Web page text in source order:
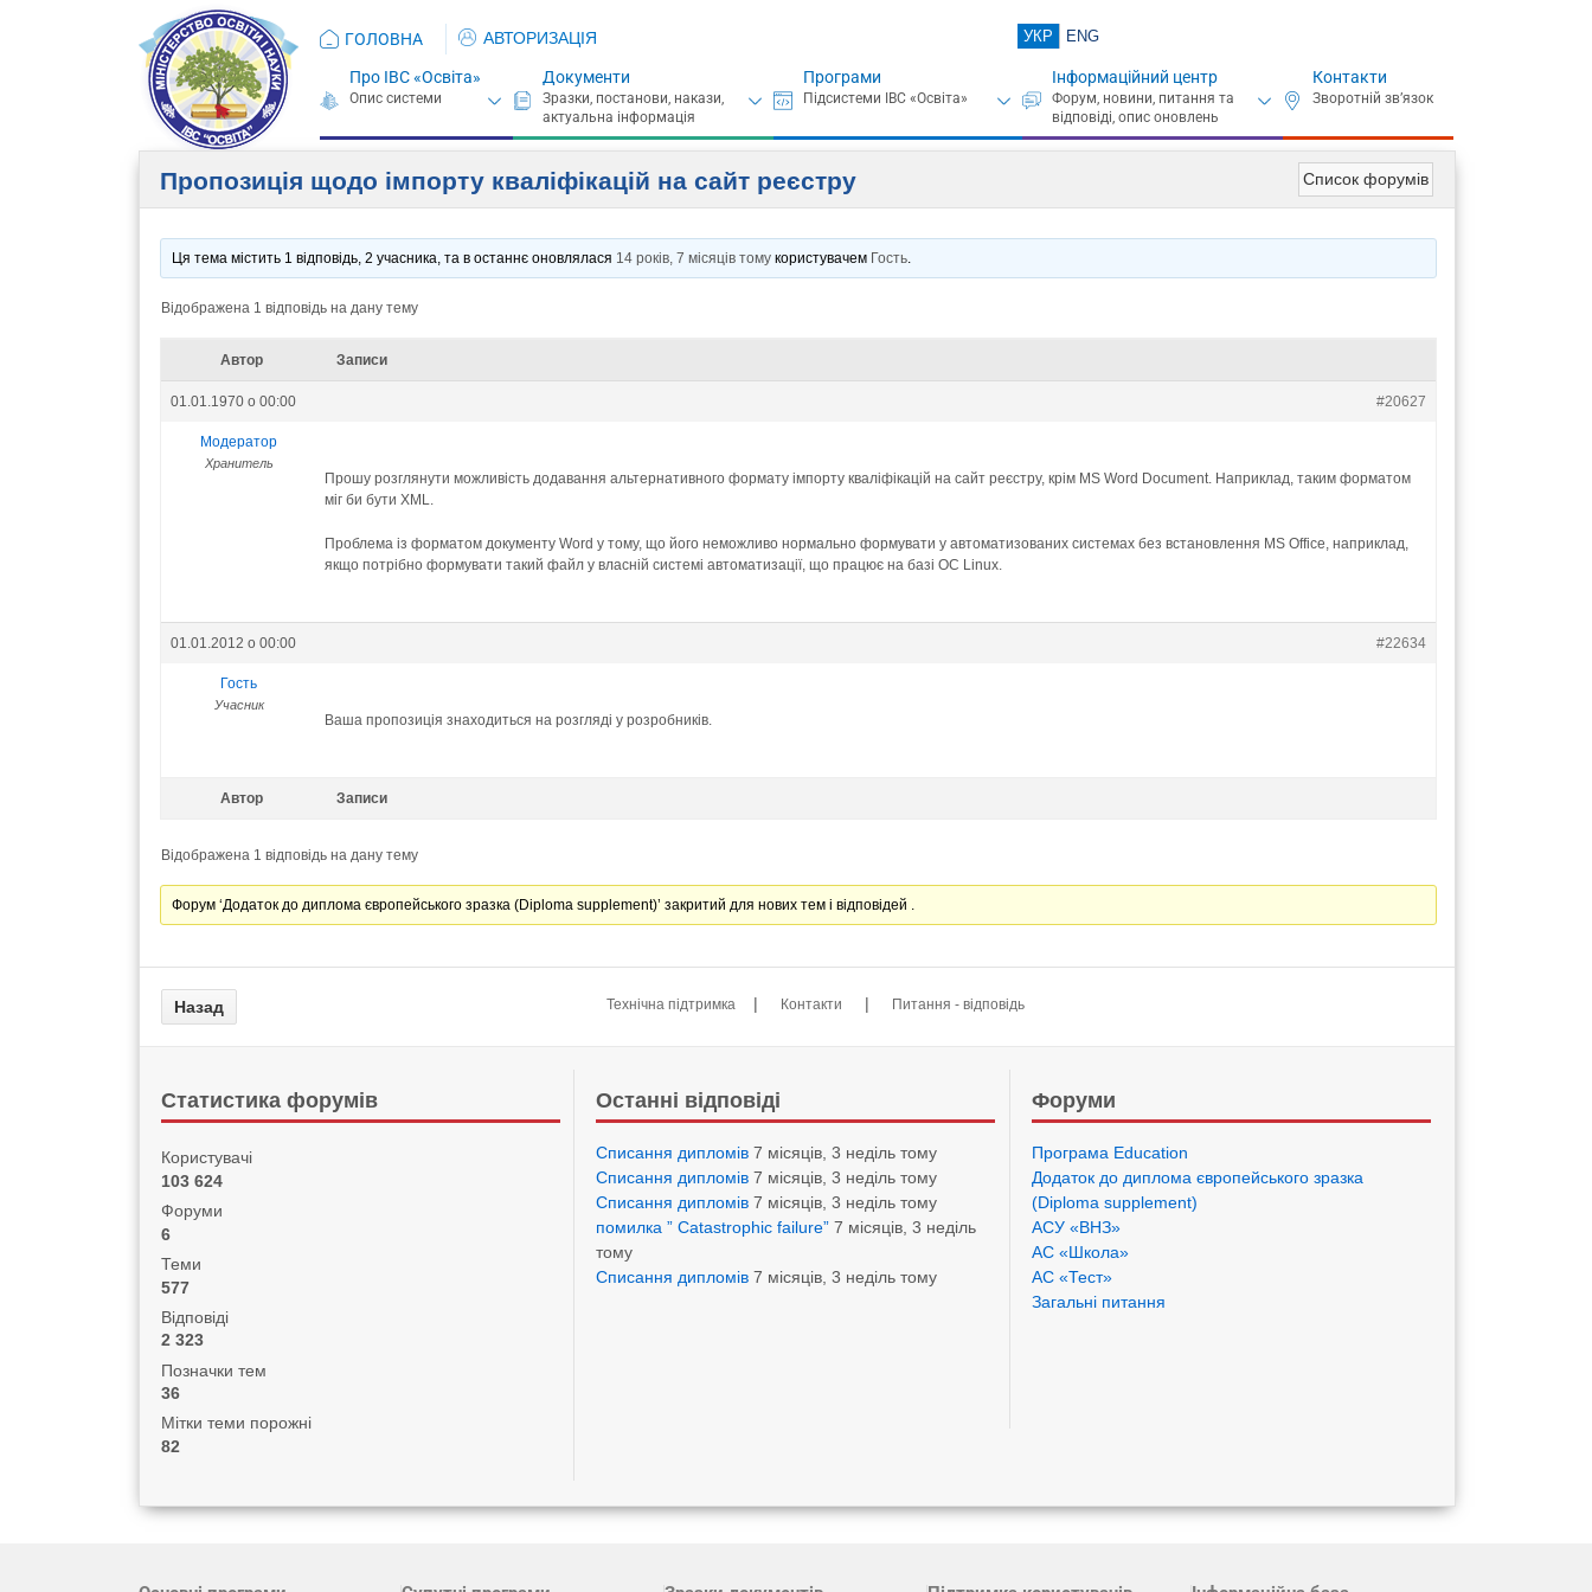
ГОЛОВНА АВТОРИЗАЦІЯ УКР ENG
Про ІВС «Освіта» Документи Програми Інформаційний центр Контакти
Список форумів
Пропозиція щодо імпорту кваліфікацій на сайт реєстру
Ця тема містить 1 відповідь, 2 учасника, та в останнє оновлялася 14 років, 7 місяців тому користувачем Гость
Відображена 1 відповідь на дану тему
Автор Записи
01.01.1970 о 00:00 #20627
Модератор
Хранитель
Прошу розглянути можливість додавання альтернативного формату імпорту кваліфікацій на сайт реєстру, крім MS Word Document. Наприклад, таким форматом
міг би бути XML.
Проблема із форматом документу Word у тому, що його неможливо нормально формувати у автоматизованих системах без встановлення MS Office, наприклад,
якщо потрібно формувати такий файл у власній системі автоматизації, що працює на базі ОС Linux.
01.01.2012 о 00:00 #22634
Гость
Учасник
Ваша пропозиція знаходиться на розгляді у розробників.
Автор Записи
Відображена 1 відповідь на дану тему
Форум ‘Додаток до диплома європейського зразка (Diploma supplement)’ закритий для нових тем і відповідей .
Технічна підтримка | Контакти | Питання - відповідь
Статистика форумів
Користувачі
103 624
Форуми
6
Теми
577
Відповіді
2 323
Позначки тем
36
Мітки теми порожні
82
Останні відповіді
Списання дипломів 7 місяців, 3 неділь тому
Списання дипломів 7 місяців, 3 неділь тому
Списання дипломів 7 місяців, 3 неділь тому
помилка ” Catastrophic failure” 7 місяців, 3 неділь
тому
Списання дипломів 7 місяців, 3 неділь тому
Форуми
Програма Eduсation
Додаток до диплома європейського зразка
(Diploma supplement)
АСУ «ВНЗ»
АС «Школа»
АС «Тест»
Загальні питання